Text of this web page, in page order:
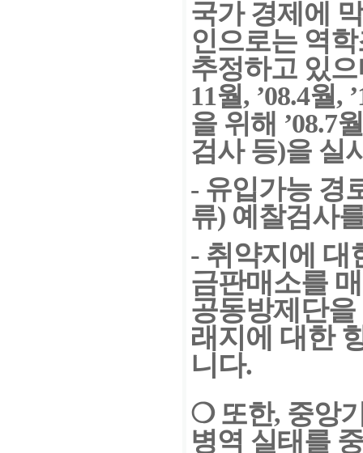
국가 경제에
인으로는 역
추정하고 있으
11월, ’08.4월
을 위해 ’08.7
검사 등)을 실
- 유입가능 경
류) 예찰검사
- 취약지에 대
금판매소를
공동방제단
래지에 대한
니다.
❍또한, 중앙
병역 실태를